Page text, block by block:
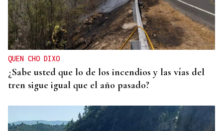
QUEN CHO DIXO
¿Sabe usted que lo de los incendios y las vías del
tren sigue igual que el año pasado?